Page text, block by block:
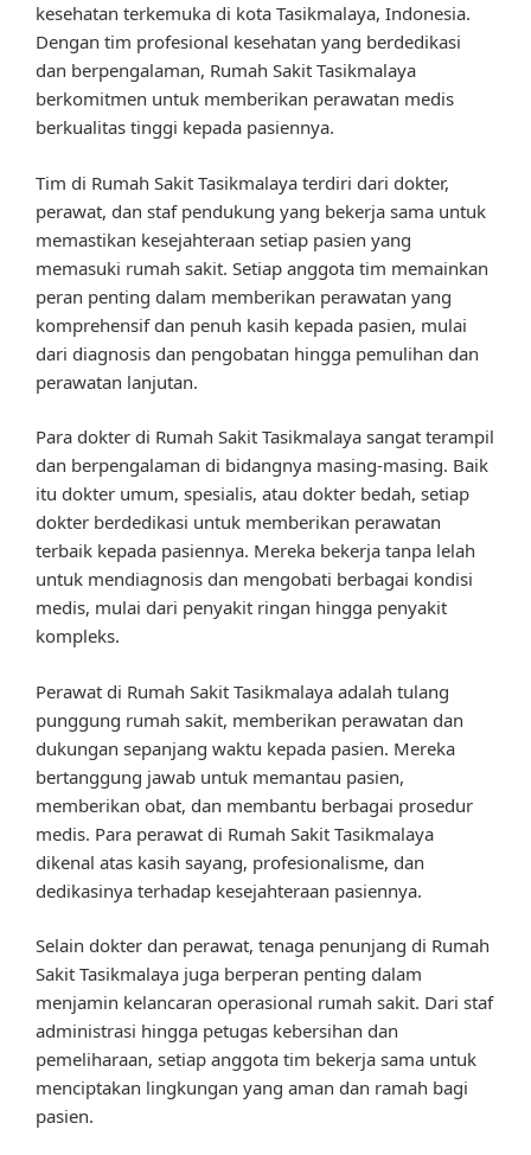
kesehatan terkemuka di kota Tasikmalaya, Indonesia.
Dengan tim profesional kesehatan yang berdedikasi
dan berpengalaman, Rumah Sakit Tasikmalaya
berkomitmen untuk memberikan perawatan medis
berkualitas tinggi kepada pasiennya.
Tim di Rumah Sakit Tasikmalaya terdiri dari dokter,
perawat, dan staf pendukung yang bekerja sama untuk
memastikan kesejahteraan setiap pasien yang
memasuki rumah sakit. Setiap anggota tim memainkan
peran penting dalam memberikan perawatan yang
komprehensif dan penuh kasih kepada pasien, mulai
dari diagnosis dan pengobatan hingga pemulihan dan
perawatan lanjutan.
Para dokter di Rumah Sakit Tasikmalaya sangat terampil
dan berpengalaman di bidangnya masing-masing. Baik
itu dokter umum, spesialis, atau dokter bedah, setiap
dokter berdedikasi untuk memberikan perawatan
terbaik kepada pasiennya. Mereka bekerja tanpa lelah
untuk mendiagnosis dan mengobati berbagai kondisi
medis, mulai dari penyakit ringan hingga penyakit
kompleks.
Perawat di Rumah Sakit Tasikmalaya adalah tulang
punggung rumah sakit, memberikan perawatan dan
dukungan sepanjang waktu kepada pasien. Mereka
bertanggung jawab untuk memantau pasien,
memberikan obat, dan membantu berbagai prosedur
medis. Para perawat di Rumah Sakit Tasikmalaya
dikenal atas kasih sayang, profesionalisme, dan
dedikasinya terhadap kesejahteraan pasiennya.
Selain dokter dan perawat, tenaga penunjang di Rumah
Sakit Tasikmalaya juga berperan penting dalam
menjamin kelancaran operasional rumah sakit. Dari staf
administrasi hingga petugas kebersihan dan
pemeliharaan, setiap anggota tim bekerja sama untuk
menciptakan lingkungan yang aman dan ramah bagi
pasien.